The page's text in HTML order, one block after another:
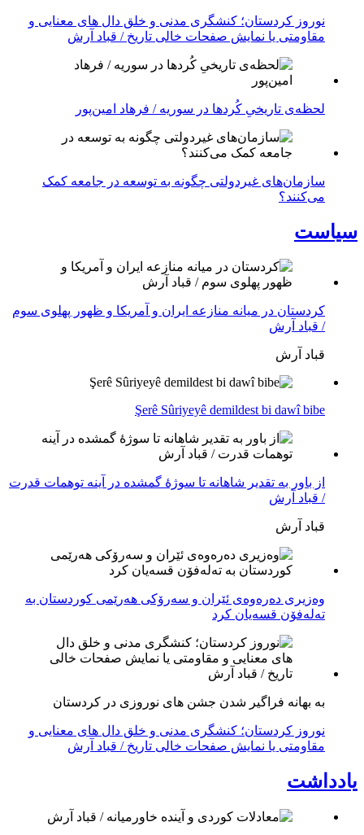
نوروز کردستان؛ کنشگری مدنی و خلق دال های معنایی و
مقاومتی یا نمایش صفحات خالی تاریخ / قباد آرش
لحظه‌ی تاریخیِ کُردها در سوریه / فرهاد امین‌پور
سازمان‌های غیردولتی چگونه به توسعه در جامعه کمک
می‌کنند؟
سیاست
کردستان در میانه منازعە ایران و آمریکا و ظهور پهلوی سوم
/ قباد آرش
قباد آرش
Şerê Sûriyeyê demildest bi dawî bibe
از باور بە تقدیر شاهانه تا سوژهٔ گمشده در آینه توهمات قدرت
/ قباد آرش
قباد آرش
وەزیری دەرەوەی ئێران و سەرۆکی هەرێمی کوردستان بە
تەلەفۆن قسەیان کرد
به بهانه فراگیر شدن جشن های نوروزی در کردستان
نوروز کردستان؛ کنشگری مدنی و خلق دال های معنایی و
مقاومتی یا نمایش صفحات خالی تاریخ / قباد آرش
یادداشت